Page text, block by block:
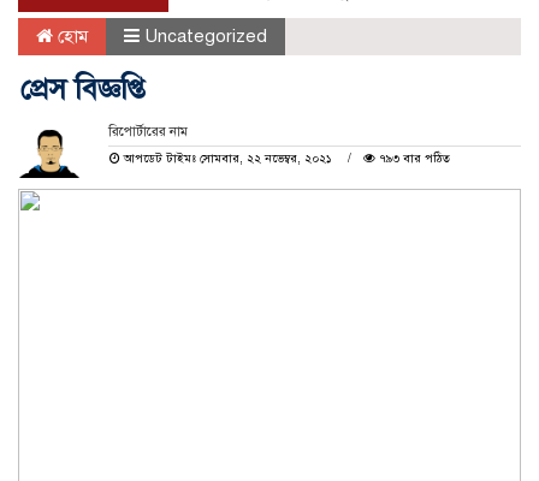
হোম Uncategorized
প্রেস বিজ্ঞপ্তি
রিপোর্টারের নাম
আপডেট টাইমঃ সোমবার, ২২ নভেম্বর, ২০২১
৭৯৩ বার পঠিত